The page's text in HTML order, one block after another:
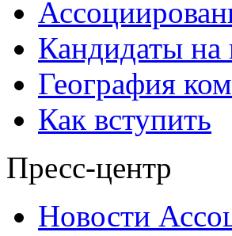
Кандидаты на
География
Как вступить
Пресс-центр
Новости